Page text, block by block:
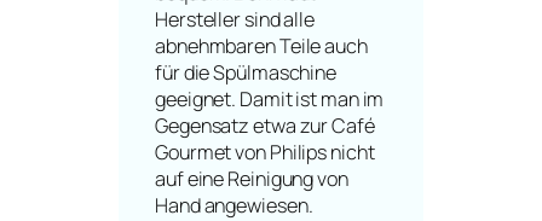
Hersteller sind alle
abnehmbaren Teile auch
für die Spülmaschine
geeignet. Damit ist man im
Gegensatz etwa zur Café
Gourmet von Philips nicht
auf eine Reinigung von
Hand angewiesen.